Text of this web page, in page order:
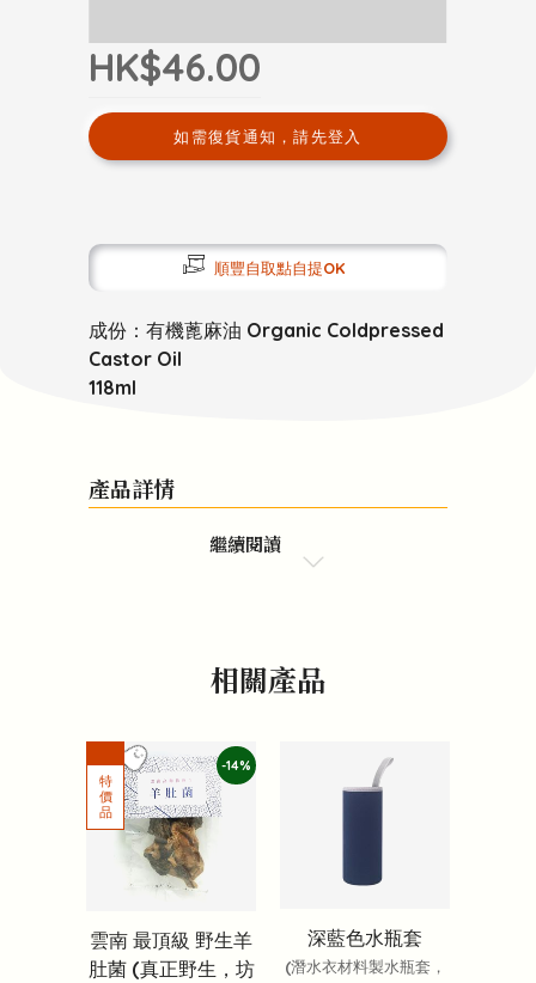
HK$46.00
如需復貨通知，請先登入
順豐自取點自提OK
成份：有機蓖麻油 Organic Coldpressed
Castor Oil
118ml
產品詳情
繼續閱讀
相關產品
-14%
雲南 最頂級 野生羊
肚菌 (真正野生，坊
深藍色水瓶套
(潛水衣材料製水瓶套，